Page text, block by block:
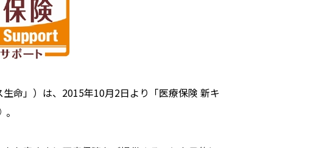
命」）は、2015年10月2日より「医療保険 新キ
。